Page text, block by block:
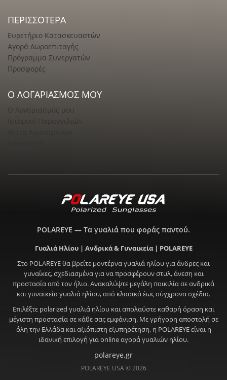
ΠΕΡΙΣΣΌΤΕΡΑ
Ευρετήριο Κατασκευαστών
Αγορά Δωροεπιταγής
Πρόγραμμα Συνεργατών
Προσφορές
Ο ΛΟΓΑΡΙΑΣΜΌΣ ΜΟΥ
Ο Λογαριασμός μου
POLAREYE — Τα γυαλιά που φοράς παντού.
Γυαλιά Ηλίου | Ανδρικά & Γυναικεία | POLAREYE
Στο POLAREYE θα βρείτε μοντέρνα γυαλιά ηλίου για άνδρες και
γυναίκες, σχεδιασμένα για να προσφέρουν στυλ, άνεση και
προστασία από τον ήλιο. Ανακαλύψτε μεγάλη ποικιλία σε ανδρικά
και γυναικεία γυαλιά ηλίου, από κλασικά έως σύγχρονα σχέδια.
Επιλέξτε polarized γυαλιά ηλίου και απολαύστε καθαρή όραση και
μέγιστη προστασία σε κάθε σας εμφάνιση. Με γρήγορη αποστολή σε
όλη την Ελλάδα και αξιόπιστη εξυπηρέτηση, η POLAREYE είναι η
ιδανική επιλογή για online αγορά γυαλιών ηλίου.
polareye.gr
POLAREYE USA © 2026